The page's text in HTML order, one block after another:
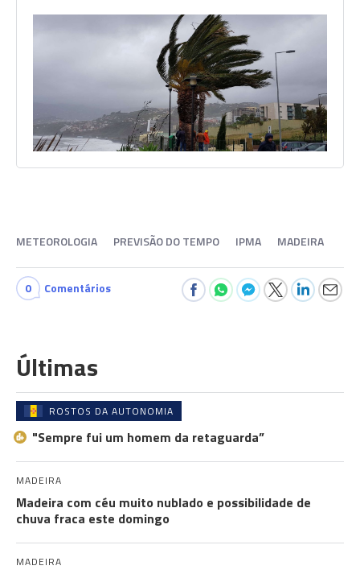
METEOROLOGIA PREVISÃO DO TEMPO IPMA MADEIRA
0 Comentários
Últimas
ROSTOS DA AUTONOMIA
"Sempre fui um homem da retaguarda”
MADEIRA
Madeira com céu muito nublado e possibilidade de
chuva fraca este domingo
MADEIRA